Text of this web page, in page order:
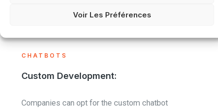
Voir Les Préférences
CHATBOTS
Custom Development:
Companies can opt for the custom chatbot